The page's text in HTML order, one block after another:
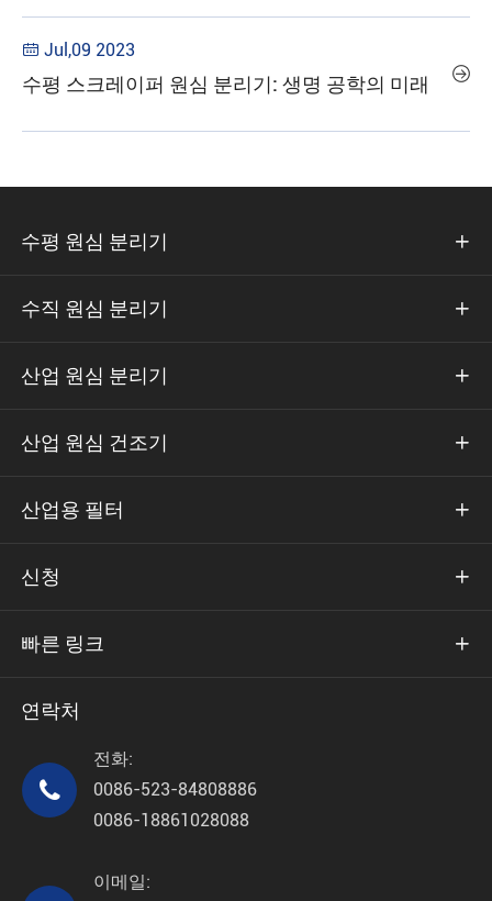
 Jul,09 2023
수평 스크레이퍼 원심 분리기: 생명 공학의 미래 
수평 원심 분리기 
수직 원심 분리기 
산업 원심 분리기 
산업 원심 건조기 
산업용 필터 
신청 
빠른 링크 
연락처

전화:
0086-523-84808886
0086-18861028088
이메일: